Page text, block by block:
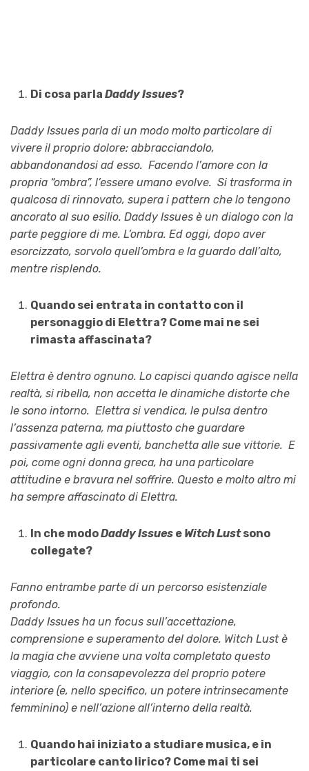
Di cosa parla Daddy Issues?
Daddy Issues parla di un modo molto particolare di
vivere il proprio dolore: abbracciandolo,
abbandonandosi ad esso. Facendo l’amore con la
propria “ombra”, l’essere umano evolve. Si trasforma in
qualcosa di rinnovato, supera i pattern che lo tengono
ancorato al suo esilio. Daddy Issues è un dialogo con la
parte peggiore di me. L’ombra. Ed oggi, dopo aver
esorcizzato, sorvolo quell’ombra e la guardo dall’alto,
mentre risplendo.
Quando sei entrata in contatto con il
personaggio di Elettra? Come mai ne sei
rimasta affascinata?
Elettra è dentro ognuno. Lo capisci quando agisce nella
realtà, si ribella, non accetta le dinamiche distorte che
le sono intorno. Elettra si vendica, le pulsa dentro
l’assenza paterna, ma piuttosto che guardare
passivamente agli eventi, banchetta alle sue vittorie. E
poi, come ogni donna greca, ha una particolare
attitudine e bravura nel soffrire. Questo e molto altro mi
ha sempre affascinato di Elettra.
In che modoDaddy Issues e Witch Lustsono
collegate?
Fanno entrambe parte di un percorso esistenziale
profondo.
Daddy Issues ha un focus sull’accettazione,
comprensione e superamento del dolore. Witch Lust è
la magia che avviene una volta completato questo
viaggio, con la consapevolezza del proprio potere
interiore (e, nello specifico, un potere intrinsecamente
femminino) e nell’azione all’interno della realtà.
Quando hai iniziato a studiare musica, e in
particolare canto lirico? Come mai ti sei